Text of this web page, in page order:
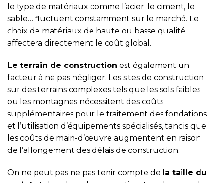
le type de matériaux comme l’acier, le ciment, le
sable… fluctuent constamment sur le marché. Le
choix de matériaux de haute ou basse qualité
affectera directement le coût global.
Le terrain de construction est également un
facteur à ne pas négliger. Les sites de construction
sur des terrains complexes tels que les sols faibles
ou les montagnes nécessitent des coûts
supplémentaires pour le traitement des fondations
et l’utilisation d’équipements spécialisés, tandis que
les coûts de main-d’œuvre augmentent en raison
de l’allongement des délais de construction.
On ne peut pas ne pas tenir compte de la taille du